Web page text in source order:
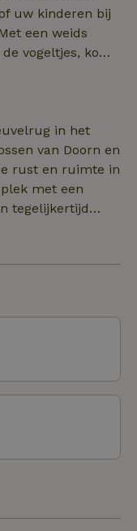
uw kinderen bij
een weids
vogeltjes, komt
ook als
digibord,
en een
plek. Ook
om hier in
u met meer als
op deze
!
in het
van Doorn en
rust en ruimte in
tegelijkertijd
het
staat u echter
Heuvelrug.
en
gebied is de
en ook het
de wateren en
wordt dit gebied
waar vroeger al